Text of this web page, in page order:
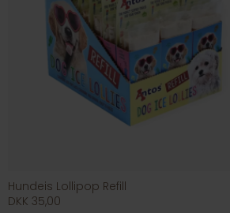
Hundeis Lollipop Refill
DKK 35,00